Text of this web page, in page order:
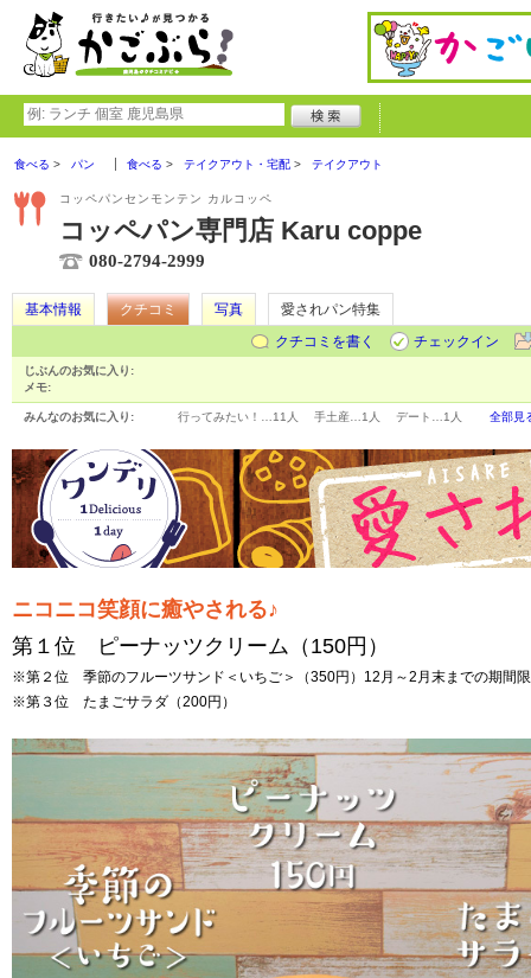
食べる パン 食べる テイクアウト・宅配 テイクアウト
コッペパンセンモンテン カルコッペ
コッペパン専門店 Karu coppe
080-2794-2999
基本情報 クチコミ 写真
愛されパン特集
クチコミを書く
チェックイン
じぶんのお気に入り:
メモ:
みんなのお気に入り: 行ってみたい！… 11人 手土産… 1人 デート… 1人 全部見
ニコニコ笑顔に癒やされる♪
第１位 ピーナッツクリーム（150円）
※第２位 季節のフルーツサンド＜いちご＞（350円）12月～2月末までの期間
※第３位 たまごサラダ（200円）